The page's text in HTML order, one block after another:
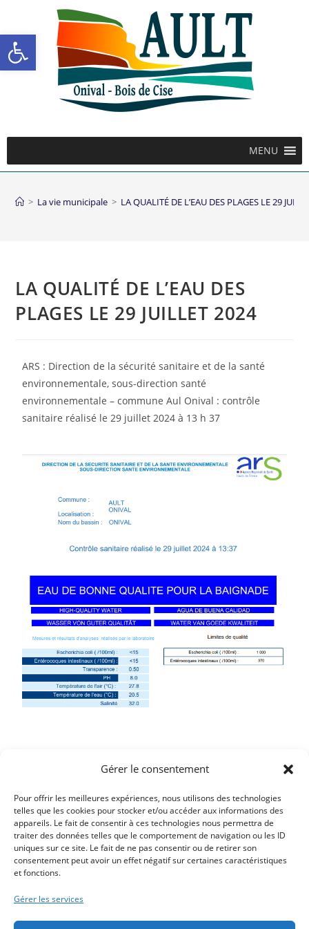
Ouvrir la barre d’outils
Gérer le consentement
Pour offrir les meilleures expériences, nous utilisons des technologies
telles que les cookies pour stocker et/ou accéder aux informations des
appareils. Le fait de consentir à ces technologies nous permettra de
traiter des données telles que le comportement de navigation ou les ID
uniques sur ce site. Le fait de ne pas consentir ou de retirer son
consentement peut avoir un effet négatif sur certaines caractéristiques
et fonctions.
Gérer les services
MENU
> La vie municipale > LA QUALITÉ DE L’EAU DES PLAGES LE 29
LA QUALITÉ DE L’EAU DES
PLAGES LE 29 JUILLET 2024
ARS : Direction de la sécurité sanitaire et de la santé
environnementale, sous-direction santé
environnementale – commune Aul Onival : contrôle
sanitaire réalisé le 29 juillet 2024 à 13 h 37
Article précédent
EFFONDREMENT DE L’ESPLANADE D’AULT – C’EST
RÉPARÉ !!!